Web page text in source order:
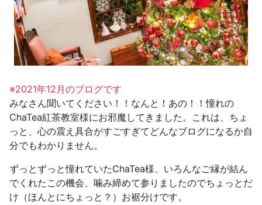
※2021年12月のブログです
みなさん聞いてください！！なんと！あの！！憧れの
ChaTea紅茶教室様にお邪魔してきました。 これは、ちょ
っと、心の震え具合がすごすぎてどんなブログになるか自
分でもわかりません。
ずっとずっと憧れていたChaTea様、いろんなご縁が結ん
でくれたこの機会、噛み締めて参りましたのでちょっとだ
け（ほんとにちょっと？）お裾分けです。